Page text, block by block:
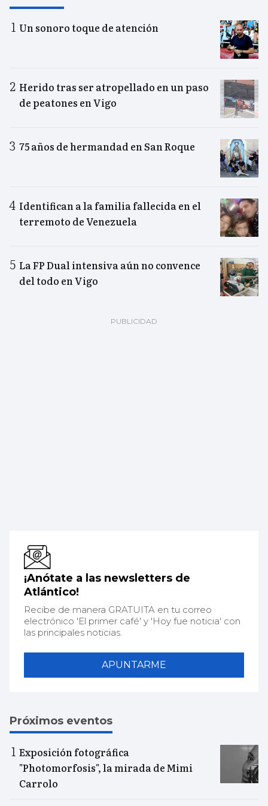
Un sonoro toque de atención
Herido tras ser atropellado en un paso
de peatones en Vigo
75 años de hermandad en San Roque
Identifican a la familia fallecida en el
terremoto de Venezuela
La FP Dual intensiva aún no convence
del todo en Vigo
¡Anótate a las newsletters de
Atlántico!
Recibe de manera GRATUITA en tu correo
electrónico 'El primer café' y 'Hoy fue noticia' con
las principales noticias.
APUNTARME
Próximos eventos
Exposición fotográfica
"Photomorfosis", la mirada de Mimi
Carrolo